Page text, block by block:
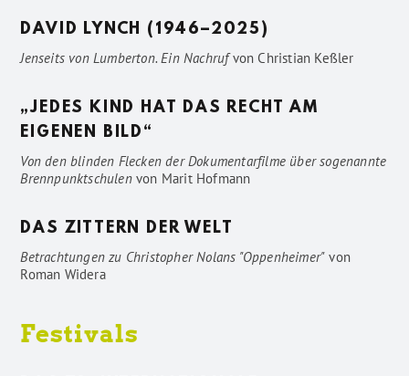
DAVID LYNCH (1946–2025)
Jenseits von Lumberton. Ein NachrufvonChristian Keßler
„JEDES KIND HAT DAS RECHT AM
EIGENEN BILD“
Von den blinden Flecken der Dokumentarfilme über sogenannte
Brennpunktschulenvon Marit Hofmann
DAS ZITTERN DER WELT
Betrachtungen zu Christopher Nolans "Oppenheimer" von
Roman Widera
Festivals